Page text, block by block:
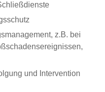
z.B. bei
und Intervention